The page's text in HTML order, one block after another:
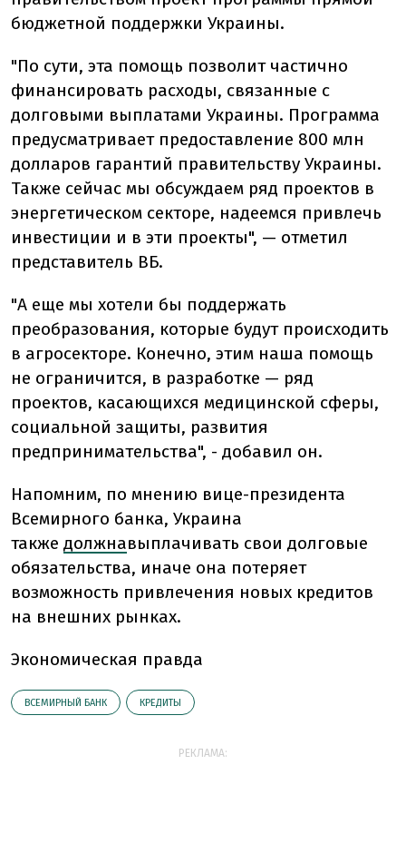
бюджетной поддержки Украины.
"По сути, эта помощь позволит частично
финансировать расходы, связанные с
долговыми выплатами Украины. Программа
предусматривает предоставление 800 млн
долларов гарантий правительству Украины.
Также сейчас мы обсуждаем ряд проектов в
энергетическом секторе, надеемся привлечь
инвестиции и в эти проекты", — отметил
представитель ВБ.
"А еще мы хотели бы поддержать
преобразования, которые будут происходить
в агросекторе. Конечно, этим наша помощь
не ограничится, в разработке — ряд
проектов, касающихся медицинской сферы,
социальной защиты, развития
предпринимательства", - добавил он.
Напомним, по мнению вице-президента
Всемирного банка, Украина
также должнавыплачивать свои долговые
обязательства, иначе она потеряет
возможность привлечения новых кредитов
на внешних рынках.
Экономическая правда
ВСЕМИРНЫЙ БАНК КРЕДИТЫ
РЕКЛАМА: